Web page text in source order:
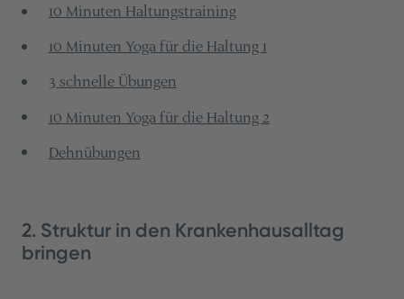
10 Minuten Haltungstraining
10 Minuten Yoga für die Haltung 1
3 schnelle Übungen
10 Minuten Yoga für die Haltung 2
Dehnübungen
2. Struktur in den Krankenhausalltag
bringen